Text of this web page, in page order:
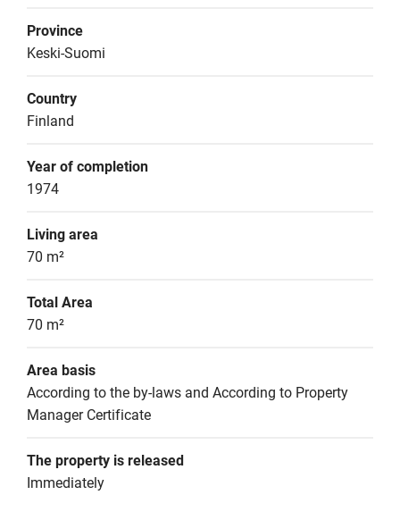
Province
Keski-Suomi
Country
Finland
Year of completion
1974
Living area
70 m²
Total Area
70 m²
Area basis
According to the by-laws and According to Property
Manager Certificate
The property is released
Immediately